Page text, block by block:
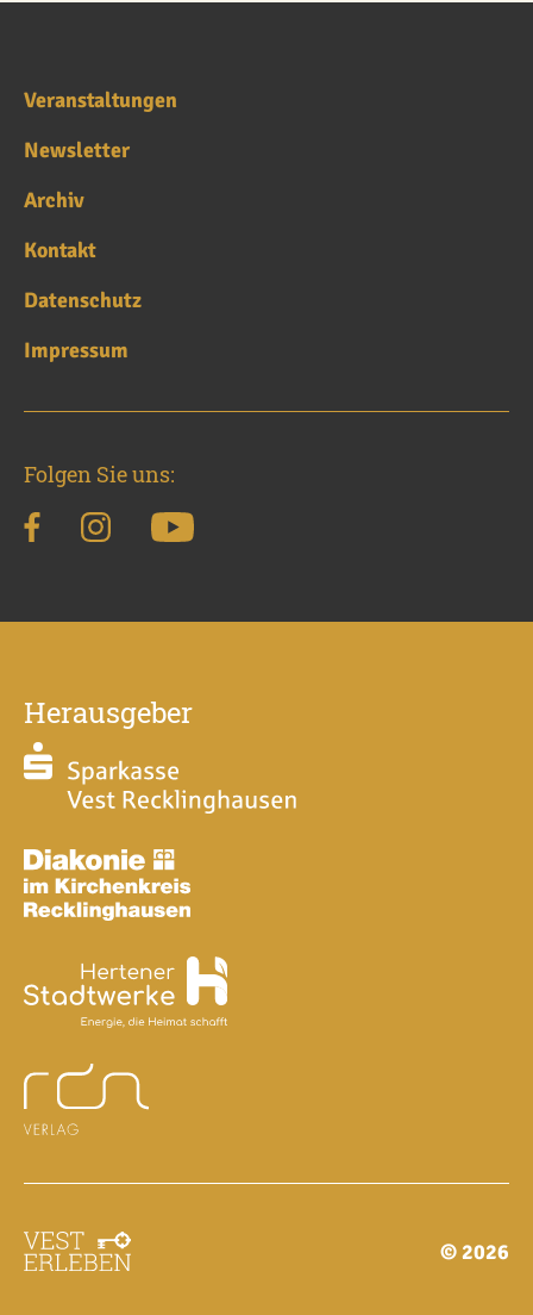
Veranstaltungen
Newsletter
Archiv
Kontakt
Datenschutz
Impressum
Folgen Sie uns:
Herausgeber
© 2026